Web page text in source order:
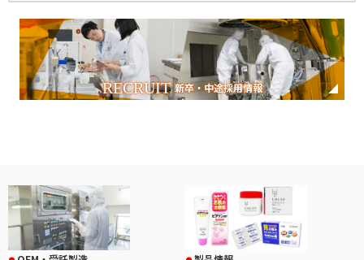
RECRUIT 新卒・中途採用情報